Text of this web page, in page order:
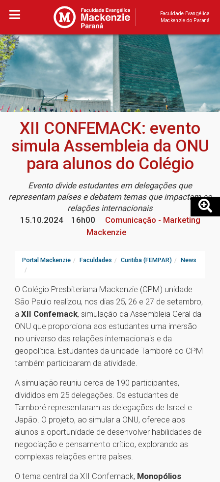
Faculdade Evangélica
Mackenzie do Paraná
XII CONFEMACK: evento
simula Assembleia da ONU
para alunos do Colégio
Evento divide estudantes em delegações que
representam países e debatem temas que impactam as
relações internacionais
15.10.2024
16h00
Comunicação - Marketing
Mackenzie
Portal Mackenzie Faculdades Curitiba (FEMPAR) News
O Colégio Presbiteriana Mackenzie (CPM) unidade
São Paulo realizou, nos dias 25, 26 e 27 de setembro,
a XII Confemack, simulação da Assembleia Geral da
ONU que proporciona aos estudantes uma imersão
no universo das relações internacionais e da
geopolítica. Estudantes da unidade Tamboré do CPM
também participaram da atividade.
A simulação reuniu cerca de 190 participantes,
divididos em 25 delegações. Os estudantes de
Tamboré representaram as delegações de Israel e
Japão. O projeto, ao simular a ONU, oferece aos
alunos a oportunidade de desenvolver habilidades de
negociação e pensamento crítico, explorando as
complexas relações entre países.
O tema central da XII Confemack, Monopólios